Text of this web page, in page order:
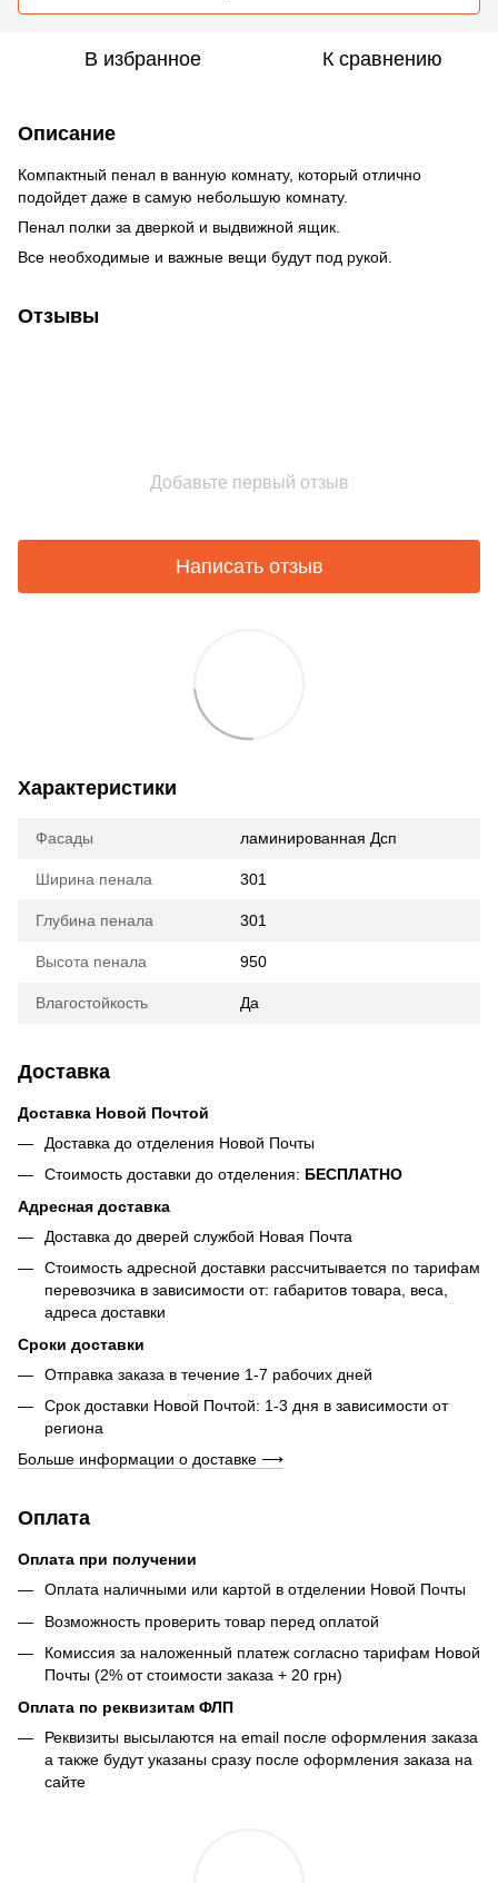
В избранное К сравнению
Описание
Компактный пенал в ванную комнату, который отлично
подойдет даже в самую небольшую комнату.
Пенал полки за дверкой и выдвижной ящик.
Все необходимые и важные вещи будут под рукой.
Отзывы
Добавьте первый отзыв
Написать отзыв
Характеристики
Фасады ламинированная Дсп
Ширина пенала 301
Глубина пенала 301
Высота пенала 950
Влагостойкость Да
Доставка
Доставка Новой Почтой
Доставка до отделения Новой Почты
Стоимость доставки до отделения: БЕСПЛАТНО
Адресная доставка
Доставка до дверей службой Новая Почта
Стоимость адресной доставки рассчитывается по тарифам
перевозчика в зависимости от: габаритов товара, весa,
адреса доставки
Сроки доставки
Отправка заказа в течение 1-7 рабочих дней
Срок доставки Новой Почтой: 1-3 дня в зависимости от
региона
Больше информации о доставке ⟶
Оплата
Оплата при получении
Оплата наличными или картой в отделении Новой Почты
Возможность проверить товар перед оплатой
Комиссия за наложенный платеж согласно тарифам Новой
Почты (2% от стоимости заказа + 20 грн)
Оплата по реквизитам ФЛП
Реквизиты высылаются на email после оформления заказа
а также будут указаны сразу после оформления заказа на
сайте